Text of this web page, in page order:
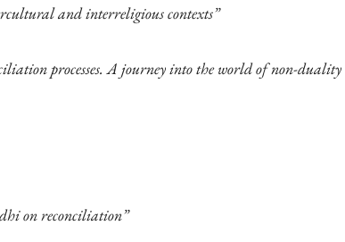
and interreligious contexts”
processes. A journey into the world of non-
on reconciliation”